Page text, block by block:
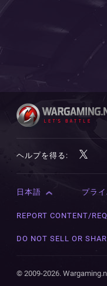
ヘルプを得る:
English
Čeština
Español (México)
日本語 プラ
REPORT CONTENT/
DO NOT SELL OR
© 2009-2026.